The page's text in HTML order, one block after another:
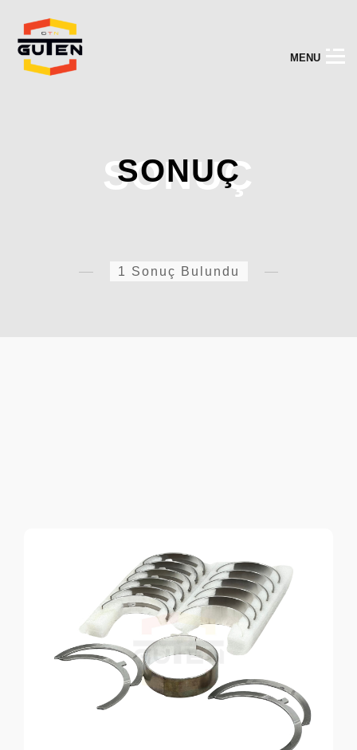
M ENU
SONUÇ
SONUÇ
1 Sonuç Bulundu